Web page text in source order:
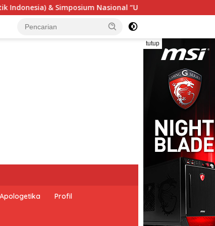
Undang-Undang Perekonomian Nasional dan
tutup
Apologetika Profil